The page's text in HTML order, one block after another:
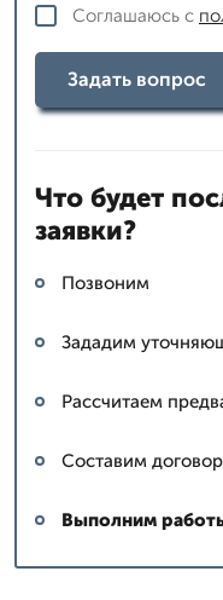
Соглашаюсь с
Задать вопрос
Что будет
заявки?
Позвоним
Зададим
Рассчитаем
Составим договор
Выполним